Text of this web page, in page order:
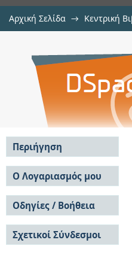
Αρχική Σελίδα → Κεντρική
A numerical
equations
Περιήγηση
Σε όλο το DSpace
Κοινότητες & Συλλογές
Ανά Ημερομηνία
Έκδοσης
Συγγραφείς
Τίτλοι
Θέματα
Ο Λογαριασμός μου
Σύνδεση
Εγγραφή
Οδηγίες / Βοήθεια
Οδηγίες Υποβολής
Οδηγίες Χρήσης ΙΑ
Συχνές Ερωτήσεις
Σχετικοί Σύνδεσμοι